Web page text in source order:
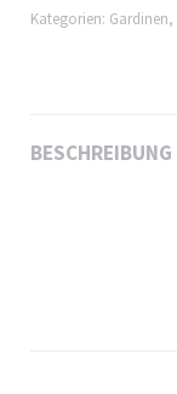
Kategorien: Gardinen,
BESCHREIBUNG